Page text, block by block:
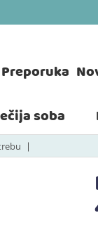
Preporuka
soba